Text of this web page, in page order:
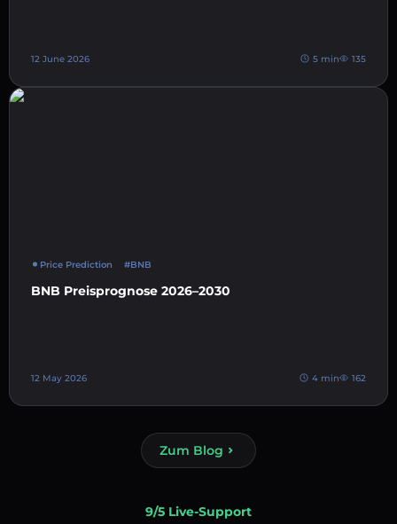
12 June 2026 5 min 135
Price Prediction #BNB
BNB Preisprognose 2026–2030
12 May 2026 4 min 162
Zum Blog
9/5 Live-Support